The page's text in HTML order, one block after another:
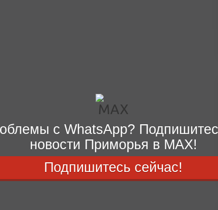
с WhatsApp?
новости Приморья в MAX!
Подпишитесь сейчас!